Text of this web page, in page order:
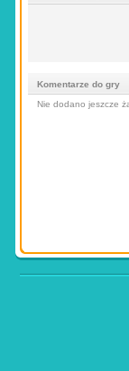
Komentarze do gry
Nie dodano jeszcze